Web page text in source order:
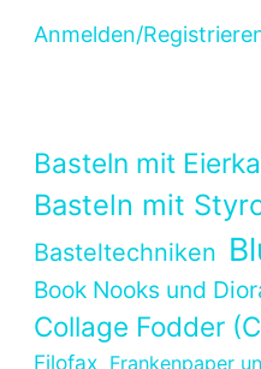
Anmelden/
Basteln mit
Basteln mit
Basteltechniken
Book Nooks und
Collage Fodder
Filofax Frankenpaper